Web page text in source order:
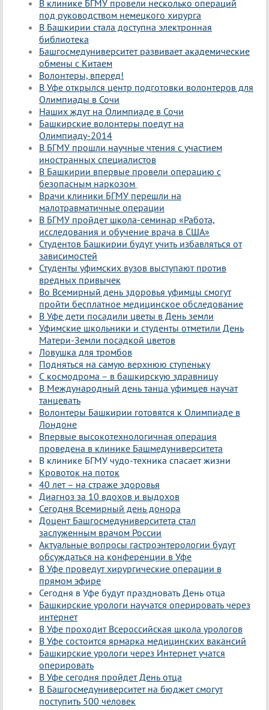
В клинике БГМУ провели несколько операций
под руководством немецкого хирурга
В Башкирии стала доступна электронная
библиотека
Башгосмедуниверситет развивает академические
обмены с Китаем
Волонтеры, вперед!
В Уфе открылся центр подготовки волонтеров для
Олимпиады в Сочи
Наших ждут на Олимпиаде в Сочи
Башкирские волонтеры поедут на
Олимпиаду-2014
В БГМУ прошли научные чтения с участием
иностранных специалистов
В Башкирии впервые провели операцию с
безопасным наркозом
Врачи клиники БГМУ перешли на
малотравматичные операции
В БГМУ пройдет школа-семинар «Работа,
исследования и обучение врача в США»
Студентов Башкирии будут учить избавляться от
зависимостей
Студенты уфимских вузов выступают против
вредных привычек
Во Всемирный день здоровья уфимцы смогут
пройти бесплатное медицинское обследование
В Уфе дети посадили цветы в День земли
Уфимские школьники и студенты отметили День
Матери-Земли посадкой цветов
Ловушка для тромбов
Подняться на самую верхнюю ступеньку
С космодрома – в башкирскую здравницу
В Международный день танца уфимцев научат
танцевать
Волонтеры Башкирии готовятся к Олимпиаде в
Лондоне
Впервые высокотехнологичная операция
проведена в клинике Башмедуниверситета
В клинике БГМУ чудо-техника спасает жизни
Кровоток на поток
40 лет – на страже здоровья
Диагноз за 10 вдохов и выдохов
Сегодня Всемирный день донора
Доцент Башгосмедуниверситета стал
заслуженным врачом России
Актуальные вопросы гастроэнтерологии будут
обсуждаться на конференции в Уфе
В Уфе проведут хирургические операции в
прямом эфире
Сегодня в Уфе будут праздновать День отца
Башкирские урологи научатся оперировать через
интернет
В Уфе проходит Всероссийская школа урологов
В Уфе состоится ярмарка медицинских вакансий
Башкирские урологи через Интернет учатся
оперировать
В Уфе сегодня пройдет День отца
В Башгосмедуниверситет на бюджет смогут
поступить 500 человек